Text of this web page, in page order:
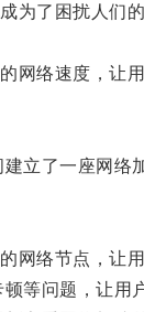
了困扰人们的
络速度，让用
立了一座网络加
络节点，让
问题，让用